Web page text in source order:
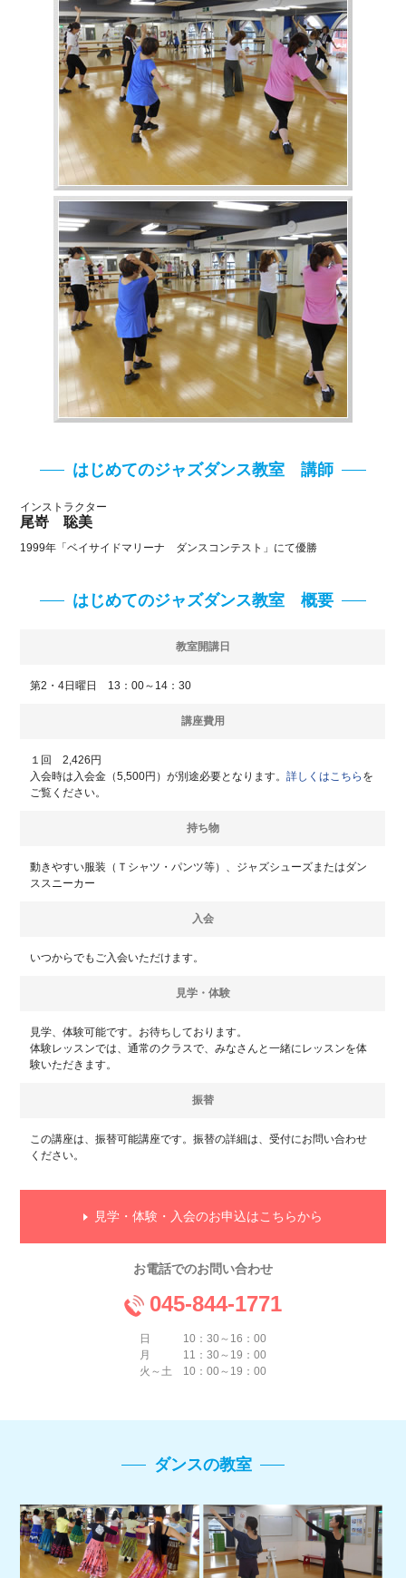
はじめてのジャズダンス教室 講師
インストラクター
尾嵜 聡美
1999年「ベイサイドマリーナ ダンスコンテスト」にて優勝
はじめてのジャズダンス教室 概要
教室開講日
第2・4日曜日 13：00～14：30
講座費用
１回 2,426円
入会時は入会金（5,500円）が別途必要となります。 詳しくはこちら を
ご覧ください。
持ち物
動きやすい服装（Ｔシャツ・パンツ等）、ジャズシューズまたはダン
ススニーカー
入会
いつからでもご入会いただけます。
見学・体験
見学、体験可能です。お待ちしております。
体験レッスンでは、通常のクラスで、みなさんと一緒にレッスンを体
験いただきます。
振替
この講座は、振替可能講座です。振替の詳細は、受付にお問い合わせ
ください。
見学・体験・入会のお申込はこちらから
お電話でのお問い合わせ
045-844-1771
日 10：30～16：00
月 11：30～19：00
火～土 10：00～19：00
ダンスの教室